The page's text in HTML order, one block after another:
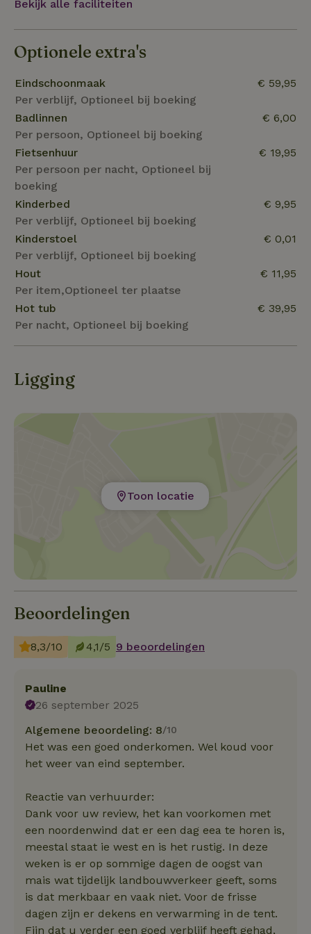
Bekijk alle faciliteiten
Optionele extra's
Eindschoonmaak
Per verblijf, Optioneel bij boeking
€ 59,95
Badlinnen
Per persoon, Optioneel bij boeking
€ 6,00
Fietsenhuur
Per persoon per nacht, Optioneel bij
boeking
€ 19,95
Kinderbed
Per verblijf, Optioneel bij boeking
€ 9,95
Kinderstoel
Per verblijf, Optioneel bij boeking
€ 0,01
Hout
Per item,Optioneel ter plaatse
€ 11,95
Hot tub
Per nacht, Optioneel bij boeking
€ 39,95
Ligging
Toon locatie
Beoordelingen
8,3/10 4,1/5 9 beoordelingen
Pauline
26 september 2025
Algemene beoordeling: 8/10
Het was een goed onderkomen. Wel koud voor
het weer van eind september.
Reactie van verhuurder:
Dank voor uw review, het kan voorkomen met
een noordenwind dat er een dag eea te horen is,
meestal staat ie west en is het rustig. In deze
weken is er op sommige dagen de oogst van
mais wat tijdelijk landbouwverkeer geeft, soms
is dat merkbaar en vaak niet. Voor de frisse
dagen zijn er dekens en verwarming in de tent.
Fijn dat u verder een goed verblijf heeft gehad,